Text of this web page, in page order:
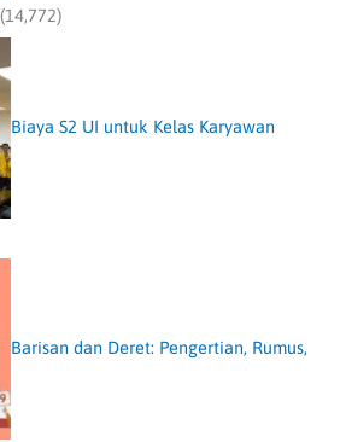
(14,772)
Biaya S2 UI untuk Kelas Karyawan
Barisan dan Deret: Pengertian, Rumus,